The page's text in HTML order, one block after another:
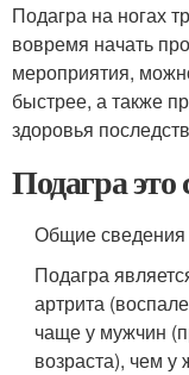
Подагра на ногах
вовремя начать
мероприятия,
быстрее, а также
здоровья
Подагра
Общие сведения
Подагра
артрита
чаще у мужчин
возраста), чем